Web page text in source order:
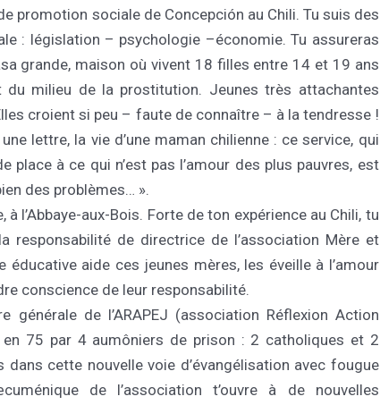
promotion sociale de Concepción au Chili. Tu suis des
: législation – psychologie –économie. Tu assureras
grande, maison où vivent 18 filles entre 14 et 19 ans
milieu de la prostitution. Jeunes très attachantes
croient si peu – faute de connaître – à la tendresse !
lettre, la vie d’une maman chilienne : ce service, qui
place à ce qui n’est pas l’amour des plus pauvres, est
des problèmes… ».
à l’Abbaye-aux-Bois. Forte de ton expérience au Chili, tu
responsabilité de directrice de l’association Mère et
éducative aide ces jeunes mères, les éveille à l’amour
conscience de leur responsabilité.
générale de l’ARAPEJ (association Réflexion Action
75 par 4 aumôniers de prison : 2 catholiques et 2
dans cette nouvelle voie d’évangélisation avec fougue
de l’association t’ouvre à de nouvelles